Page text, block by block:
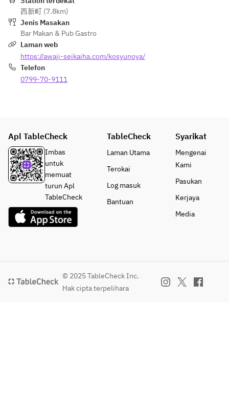
西新町 (7.8km)
Jenis Masakan
Bar Makan & Pub Gastro
Laman web
https://awaji-seikaiha.com/kosyunoya/
Telefon
0799-70-9111
Apl TableCheck
Imbas
untuk
memuat
turun Apl
TableCheck
TableCheck
Laman Utama
Terokai
Log masuk
Bantuan
Syarikat
Mengenai
Kami
Pasukan
Kerjaya
Media
© 2025 TableCheck Inc.
Hak cipta terpelihara